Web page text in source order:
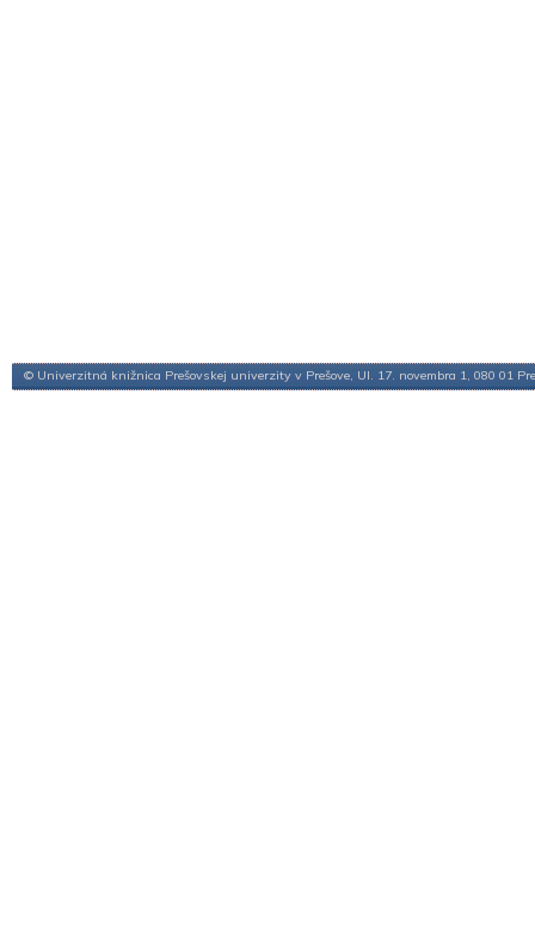
© Univerzitná knižnica Prešovskej univerzity v Prešove, Ul. 17. novembra 1, 080 01